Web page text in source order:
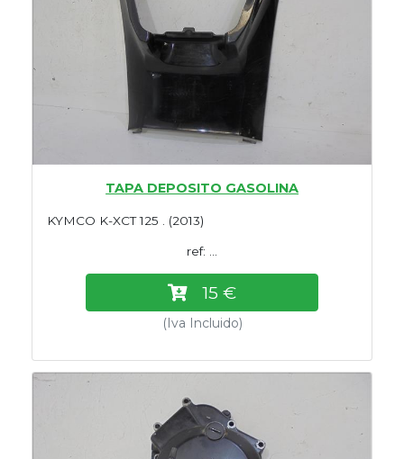
TAPA DEPOSITO GASOLINA
KYMCO K-XCT 125 . (2013)
ref: ...
15 €
(Iva Incluido)